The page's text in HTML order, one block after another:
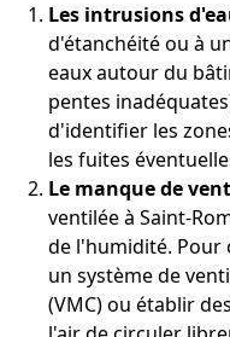
Les intrusions
d'étanchéité ou à
eaux autour du
pentes
d'identifier les
les fuites
Le manque de
ventilée à Saint-
de l'humidité. Pour
un système de
(VMC) ou établir